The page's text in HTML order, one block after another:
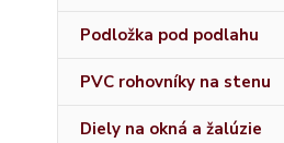
Podložka pod podlahu
PVC rohovníky na stenu
Diely na okná a žalúzie